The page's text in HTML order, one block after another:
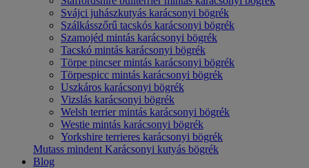
Svájci juhászkutyás karácsonyi bögrék
Szálkásszőrű tacskós karácsonyi bögrék
Szamojéd mintás karácsonyi bögrék
Tacskó mintás karácsonyi bögrék
Törpe pincser mintás karácsonyi bögrék
Törpespicc mintás karácsonyi bögrék
Uszkáros karácsonyi bögrék
Vizslás karácsonyi bögrék
Welsh terrier mintás karácsonyi bögrék
Westie mintás karácsonyi bögrék
Yorkshire terrieres karácsonyi bögrék
Mutass mindent Karácsonyi kutyás bögrék
Blog